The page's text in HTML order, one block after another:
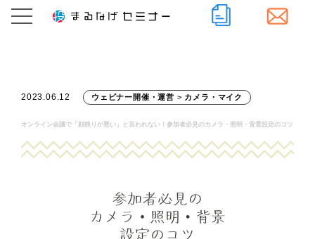
2023.06.12 ウェビナー開催・運営 > カメラ・マイク
オンライン会議で「顔映りが悪い」と言われない！参加者必見のカメラ・照明・背景設定のコツ